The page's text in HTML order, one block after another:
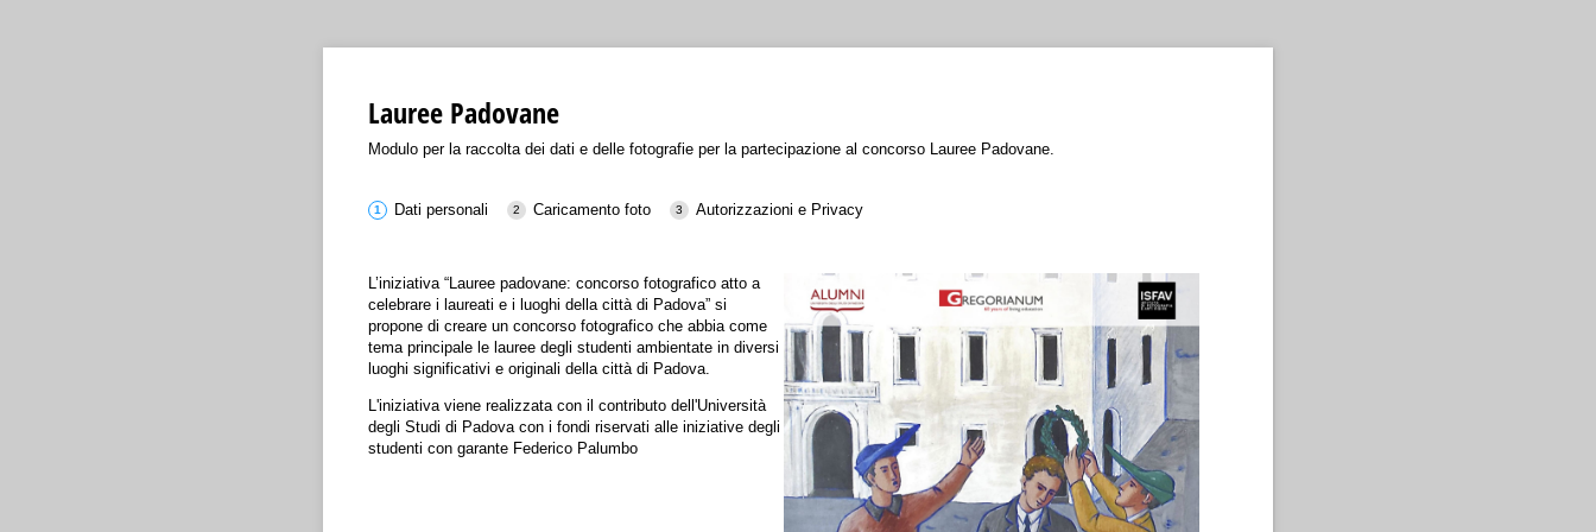
Lauree Padovane
Modulo per la raccolta dei dati e delle fotografie per la partecipazione al concorso Lauree Padovane.
Dati personali Caricamento foto Autorizzazioni e Privacy
L’iniziativa “Lauree padovane: concorso fotografico atto a
celebrare i laureati e i luoghi della città di Padova” si
propone di creare un concorso fotografico che abbia come
tema principale le lauree degli studenti ambientate in diversi
luoghi significativi e originali della città di Padova.
L'iniziativa viene realizzata con il contributo dell'Università
degli Studi di Padova con i fondi riservati alle iniziative degli
studenti con garante Federico Palumbo